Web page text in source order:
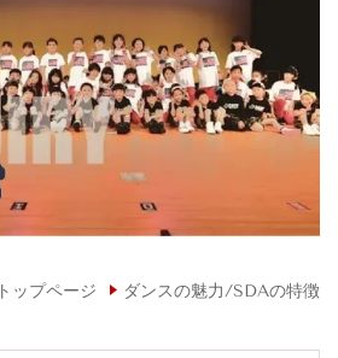
トップページ ダンスの魅力/SDAの特徴